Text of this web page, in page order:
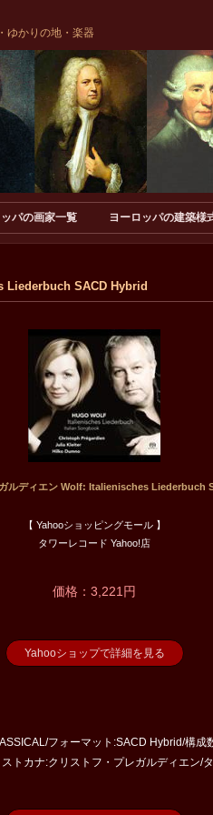
ゆかりの地・楽器
パの画家一覧 ヨーロッパの建築様
Liederbuch SACD Hybrid
ルディエン Wolf: Italienisches Liederbuch
【 Yahooショッピングモール 】
タワーレコード Yahoo!店
価格：3,221円
Yahooショップで詳細を見る
フォーマット:SACD Hybrid/構
トカナ:クリストフ・プレガルディエン/